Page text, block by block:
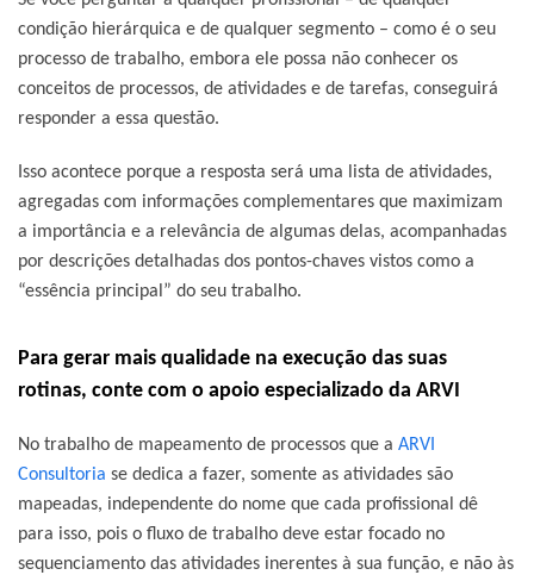
condição hierárquica e de qualquer segmento – como é o seu
processo de trabalho, embora ele possa não conhecer os
conceitos de processos, de atividades e de tarefas, conseguirá
responder a essa questão.
Isso acontece porque a resposta será uma lista de atividades,
agregadas com informações complementares que maximizam
a importância e a relevância de algumas delas, acompanhadas
por descrições detalhadas dos pontos-chaves vistos como a
“essência principal” do seu trabalho.
Para gerar mais qualidade na execução das suas
rotinas, conte com o apoio especializado da ARVI
No trabalho de mapeamento de processos que a ARVI
Consultoria se dedica a fazer, somente as atividades são
mapeadas, independente do nome que cada profissional dê
para isso, pois o fluxo de trabalho deve estar focado no
sequenciamento das atividades inerentes à sua função, e não às